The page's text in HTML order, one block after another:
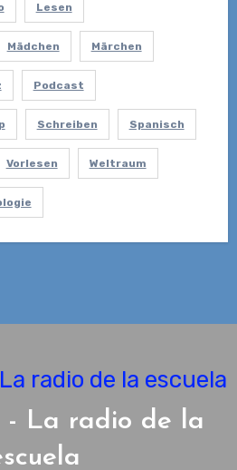
Lesen
Mädchen Märchen
Podcast
Schreiben Spanisch
Vorlesen Weltraum
- La radio de la